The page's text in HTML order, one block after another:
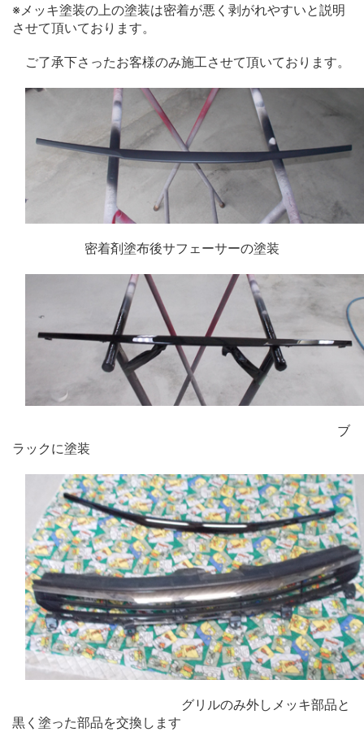
※メッキ塗装の上の塗装は密着が悪く剥がれやすいと説明
させて頂いております。
ご了承下さったお客様のみ施工させて頂いております。
密着剤塗布後サフェーサーの塗装
ブ
ラックに塗装
グリルのみ外しメッキ部品と
黒く塗った部品を交換します